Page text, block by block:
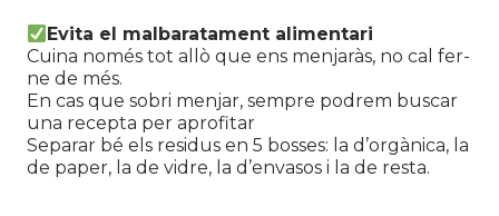
Evita el malbaratament alimentari
Cuina només tot allò que ens menjaràs, no cal fer-
ne de més.
En cas que sobri menjar, sempre podrem buscar
una recepta per aprofitar
Separar bé els residus en 5 bosses: la d’orgànica, la
de paper, la de vidre, la d’envasos i la de resta.